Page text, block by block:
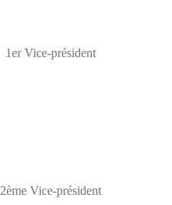
1er Vice-président
2ème Vice-président